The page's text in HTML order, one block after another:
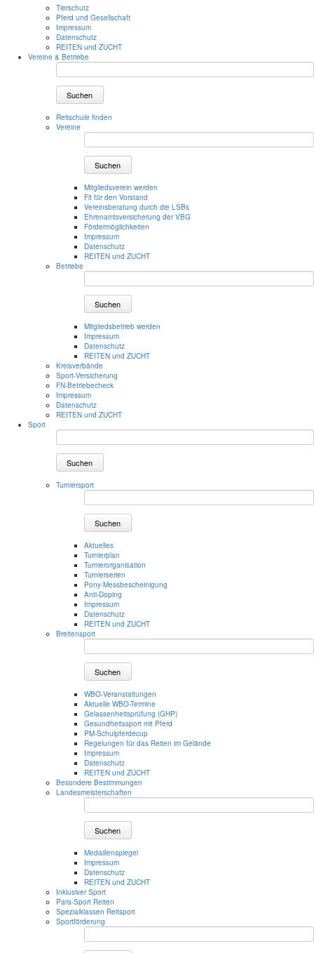
Tierschutz
Pferd und Gesellschaft
Impressum
Datenschutz
REITEN und ZUCHT
Vereine & Betriebe
Suchen
Reitschule finden
Vereine
Suchen
Mitgliedsverein werden
Fit für den Vorstand
Vereinsberatung durch die LSBs
Ehrenamtsversicherung der VBG
Fördermöglichkeiten
Impressum
Datenschutz
REITEN und ZUCHT
Betriebe
Suchen
Mitgliedsbetrieb werden
Impressum
Datenschutz
REITEN und ZUCHT
Kreisverbände
Sport-Versicherung
FN-Betriebecheck
Impressum
Datenschutz
REITEN und ZUCHT
Sport
Suchen
Turniersport
Suchen
Aktuelles
Turnierplan
Turnierorganisation
Turnierserien
Pony-Messbescheinigung
Anti-Doping
Impressum
Datenschutz
REITEN und ZUCHT
Breitensport
Suchen
WBO-Veranstaltungen
Aktuelle WBO-Termine
Gelassenheitsprüfung (GHP)
Gesundheitssport mit Pferd
PM-Schulpferdecup
Regelungen für das Reiten im Gelände
Impressum
Datenschutz
REITEN und ZUCHT
Besondere Bestimmungen
Landesmeisterschaften
Suchen
Medaillenspiegel
Impressum
Datenschutz
REITEN und ZUCHT
Inklusiver Sport
Para-Sport Reiten
Spezialklassen Reitsport
Sportförderung